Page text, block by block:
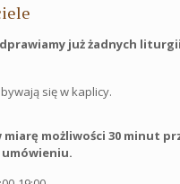
już żadnych
się w kaplicy.
miarę możliwości 30 minut
umówieniu.